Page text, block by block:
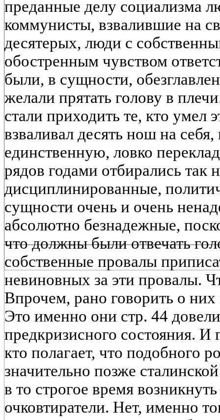
преданные делу социализма
коммунисты, взвалившие на
десятерых, люди с
обостренным чувством
были, в сущности,
желали прятать голову в
стали приходить те, кто умел
взваливал десять нош на
единственную, ловко
рядов годами отбирались так
дисциплинированные,
сущности очень и очень
абсолютно безнадежные,
что должны были отвечать
собственные провалы
невиновных за эти провалы.
Впрочем, рано говорить о
Это именно они стр. 44
предкризисного состояния. И
кто полагает, что подобного
значительно позже
в то строгое время
очковтиратели. Нет, именно